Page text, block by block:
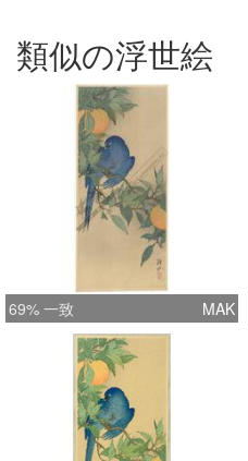
類似の浮世絵
69% 一致 MAK